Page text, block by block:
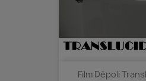
Film Dépoli